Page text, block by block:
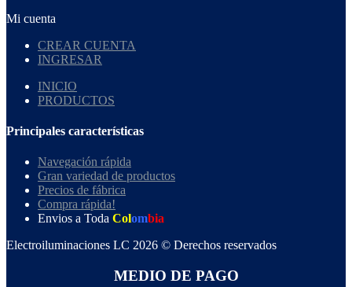
Mi cuenta
CREAR CUENTA
INGRESAR
INICIO
PRODUCTOS
Principales características
Navegación rápida
Gran variedad de productos
Precios de fábrica
Compra rápida!
Envios a Toda Colombia
Electroiluminaciones LC 2026 © Derechos reservados
MEDIO DE PAGO